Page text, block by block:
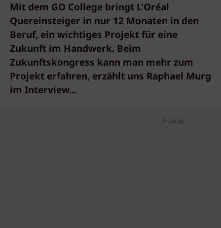
Mit dem GO College bringt L'Oréal
Quereinsteiger in nur 12 Monaten in den
Beruf, ein wichtiges Projekt für eine
Zukunft im Handwerk. Beim
Zukunftskongress kann man mehr zum
Projekt erfahren, erzählt uns Raphael Murg
im Interview...
Anzeige